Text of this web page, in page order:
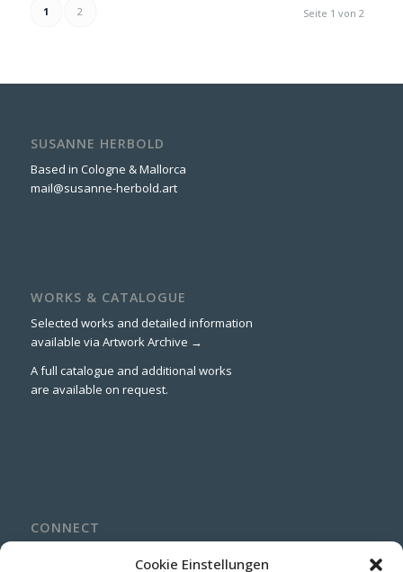
Cookie Einstellungen
Seite 1 von 2
1 2
SUSANNE HERBOLD
Based in Cologne & Mallorca
mail@susanne-herbold.art
WORKS & CATALOGUE
Selected works and detailed information
available via Artwork Archive →
A full catalogue and additional works
are available on request.
CONNECT